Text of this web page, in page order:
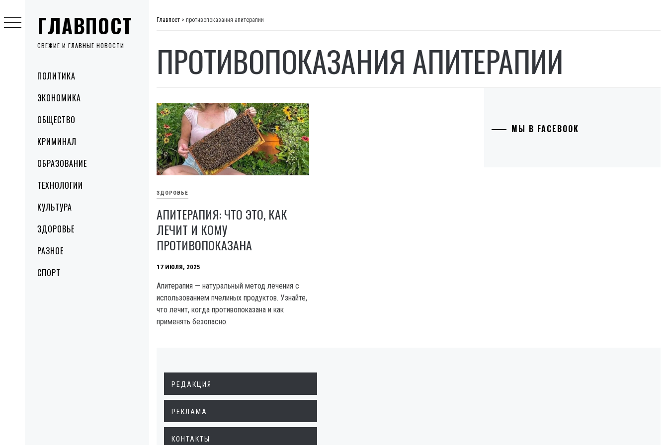
ГЛАВПОСТ
СВЕЖИЕ И ГЛАВНЫЕ НОВОСТИ
MenuПОЛИТИКА
ЭКОНОМИКА
ОБЩЕСТВО
КРИМИНАЛ
ОБРАЗОВАНИЕ
ТЕХНОЛОГИИ
КУЛЬТУРА
ЗДОРОВЬЕ
РАЗНОЕ
СПОРТ
to
content
Главпост > противопоказания апитерапии
ПРОТИВОПОКАЗАНИЯ АПИТЕРАПИИ
ЗДОРОВЬЕ
АПИТЕРАПИЯ: ЧТО ЭТО, КАК
ЛЕЧИТ И КОМУ
ПРОТИВОПОКАЗАНА
17 ИЮЛЯ, 2025
Апитерапия — натуральный метод лечения с
использованием пчелиных продуктов. Узнайте,
что лечит, когда противопоказана и как
применять безопасно.
МЫ В FACEBOOK
РЕДАКЦИЯ
РЕКЛАМА
КОНТАКТЫ